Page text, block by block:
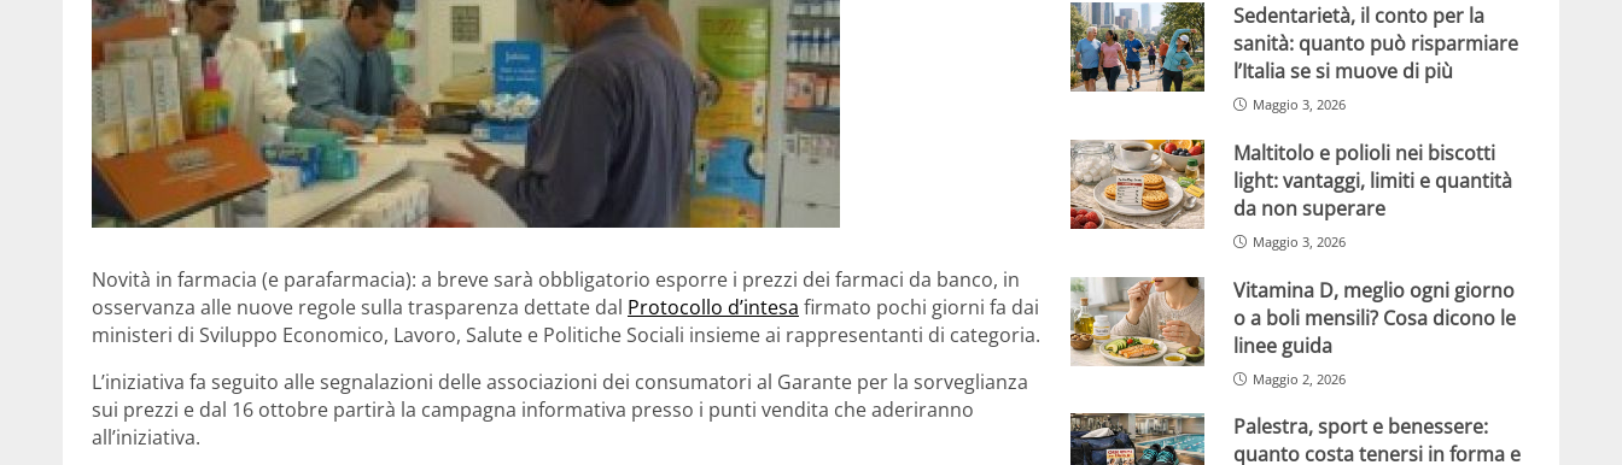
Novità in farmacia (e parafarmacia): a breve sarà obbligatorio esporre i prezzi dei farmaci da banco, in
osservanza alle nuove regole sulla trasparenza dettate dal Protocollo d’intesa firmato pochi giorni fa dai
ministeri di Sviluppo Economico, Lavoro, Salute e Politiche Sociali insieme ai rappresentanti di categoria.
L’iniziativa fa seguito alle segnalazioni delle associazioni dei consumatori al Garante per la sorveglianza
sui prezzi e dal 16 ottobre partirà la campagna informativa presso i punti vendita che aderiranno
all’iniziativa.
Sedentarietà, il conto per la
sanità: quanto può risparmiare
l’Italia se si muove di più
Maggio 3, 2026
Maltitolo e polioli nei biscotti
light: vantaggi, limiti e quantità
da non superare
Maggio 3, 2026
Vitamina D, meglio ogni giorno
o a boli mensili? Cosa dicono le
linee guida
Maggio 2, 2026
Palestra, sport e benessere:
quanto costa tenersi in forma e